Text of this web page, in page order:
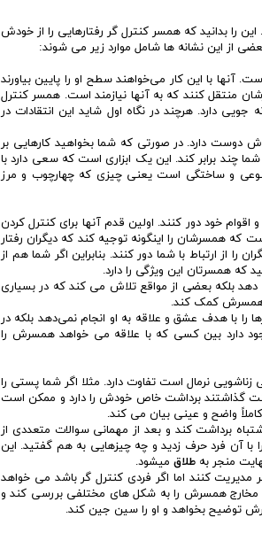
را بدانید که همسر کنترل گر رفتارهایی را از خودش
از این نشانه ها شامل موارد زیر می شوند:
آنها با این کار می‌خواهند سطح او را پایین بیاورند
منتقل کنند که به آنها نیازمند است. همسر کنترل
دارد. هرچند در نگاه اول شاید این انتقادات در
دارد. در صورتی که شما بخواهید کارهایی بر
چند برابر کند. این یک ابزاری است که سعی دارد با
و ساختگی است یعنی چیزی که چهارچوب و مرز
خود دور کنند. اولین قدم آنها برای کنترل کردن
که همسرشان را اینگونه توجیه کند که دیگران رفتار
از ارتباط با شما دور کنند. بنابراین اگر شما هم از
که همسرتان این ویژگی را دارد.
دهد بلکه بعضی از مواقع تلاش می کند که در بسیاری
همسرش کمک کند.
را با هدف عشق و علاقه به او انجام نمی‌دهد بلکه در
دارد بین کسی که با علاقه می خواهد همسرش را
زناشویی نرمال است تفاوت دارد. مثلا اگر شما پستی را
گذاشتند برداشت خاص خودش را دارد و ممکن است
واضح و عینی بیان می کند.
برداشت کند و بعد از مهمانی سوالات متعددی از
با آن فرد حرف زدید و چه چیزهایی به هم گفتید. این
منجر به طلاق میشود.
مدیریت کنند اما اگر فردی کنترل گر باشد می خواهد
همسرش را به شکل های مختلفی بررسی کند و
توضیح بخواهد و او را سین جین کند.